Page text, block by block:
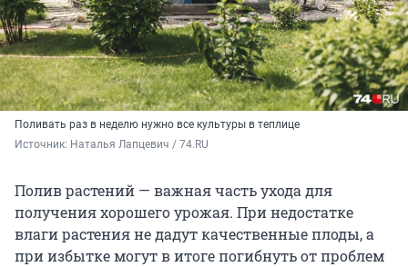
Поливать раз в неделю нужно все культуры в теплице
Источник: Наталья Лапцевич / 74.RU
Полив растений — важная часть ухода для
получения хорошего урожая. При недостатке
влаги растения не дадут качественные плоды, а
при избытке могут в итоге погибнуть от проблем